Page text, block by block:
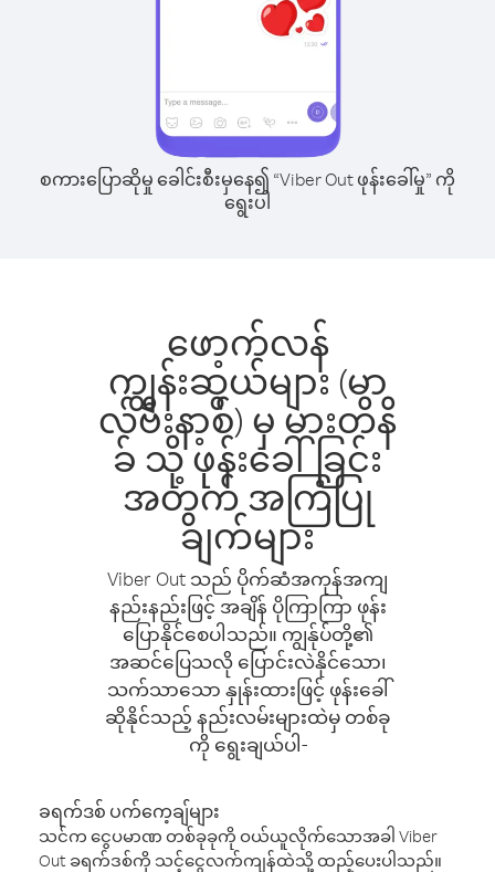
စကားပြောဆိုမှု ခေါင်းစီးမှနေ၍ “Viber Out ဖုန်းခေါ်မှု” ကို
ရွေးပါ
ဖော့က်လန်
ကျွန်းဆွယ်များ (မာ
လ်ဗီးနာ့စ်) မှ မားတိနိ
ခ် သို့ ဖုန်းခေါ်ခြင်း
အတွက် အကြံပြု
ချက်များ
Viber Out သည် ပိုက်ဆံအကုန်အကျ
နည်းနည်းဖြင့် အချိန် ပိုကြာကြာ ဖုန်း
ပြောနိုင်စေပါသည်။ ကျွန်ုပ်တို့၏
အဆင်ပြေသလို ပြောင်းလဲနိုင်သော၊
သက်သာသော နှုန်းထားဖြင့် ဖုန်းခေါ်
ဆိုနိုင်သည့် နည်းလမ်းများထဲမှ တစ်ခု
ကို ရွေးချယ်ပါ-
ခရက်ဒစ် ပက်ကေ့ချ်များ
သင်က ငွေပမာဏ တစ်ခုခုကို ဝယ်ယူလိုက်သောအခါ Viber
Out ခရက်ဒစ်ကို သင့်ငွေလက်ကျန်ထဲသို့ ထည့်ပေးပါသည်။